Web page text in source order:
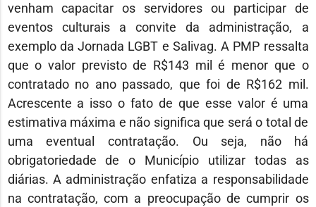
venham capacitar os servidores ou participar de
eventos culturais a convite da administração, a
exemplo da Jornada LGBT e Salivag. A PMP ressalta
que o valor previsto de R$143 mil é menor que o
contratado no ano passado, que foi de R$162 mil.
Acrescente a isso o fato de que esse valor é uma
estimativa máxima e não significa que será o total de
uma eventual contratação. Ou seja, não há
obrigatoriedade de o Município utilizar todas as
diárias. A administração enfatiza a responsabilidade
na contratação, com a preocupação de cumprir os